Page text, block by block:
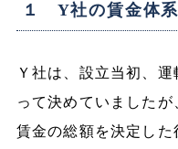
１ Y社の賃金体
Ｙ社は、設立当初、
って決めていました
賃金の総額を決定し